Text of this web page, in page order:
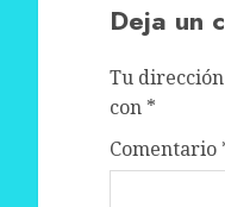
Deja un
Tu
con *
Comentario